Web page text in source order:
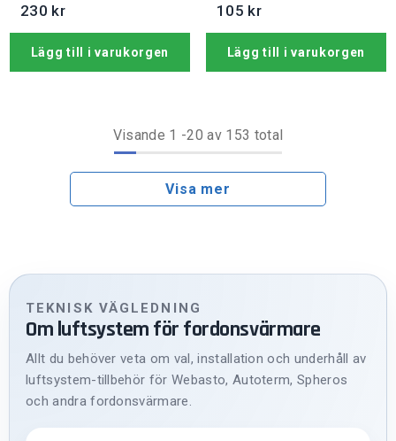
230 kr
Lägg till i varukorgen
105 kr
Lägg till i varukorgen
Visande 1 -20 av 153 total
Visa mer
TEKNISK VÄGLEDNING
Om luftsystem för fordonsvärmare
Allt du behöver veta om val, installation och underhåll av
luftsystem-tillbehör för Webasto, Autoterm, Spheros
och andra fordonsvärmare.